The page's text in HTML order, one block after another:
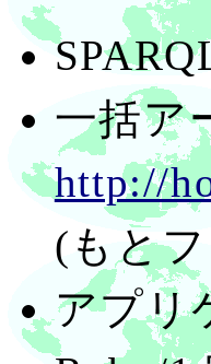
一括
http://
(もと
アプリ